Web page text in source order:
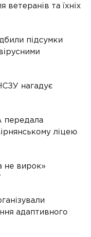
ветеранів та їхніх
підсумки
нагадує
передала
ліцею
не вирок»
адаптивного